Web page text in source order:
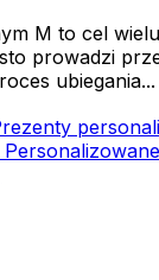
M to cel
prowadzi
ubiegania...